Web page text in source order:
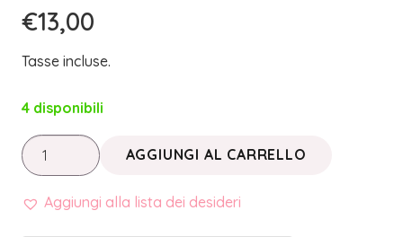
€13,00
Tasse incluse.
4 disponibili
BIOKAP
NUTRICOLOR
DELICATO
AGGIUNGI AL CARRELLO
Aggiungi alla lista dei desideri